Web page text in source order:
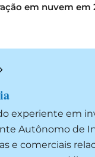
em nuvem em
experiente em
Autônomo de
e comerciais